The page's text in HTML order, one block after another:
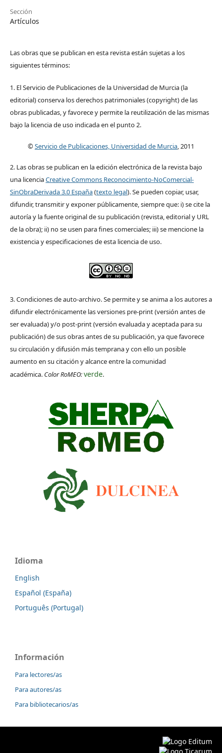
Sección
Artículos
Las obras que se publican en esta revista están sujetas a los
siguientes términos:
1. El Servicio de Publicaciones de la Universidad de Murcia (la
editorial) conserva los derechos patrimoniales (copyright) de las
obras publicadas, y favorece y permite la reutilización de las mismas
bajo la licencia de uso indicada en el punto 2.
©Servicio de Publicaciones, Universidad de Murcia, 2011
2. Las obras se publican en la edición electrónica de la revista bajo
una licenciaCreative Commons Reconocimiento-NoComercial-
SinObraDerivada 3.0 España(texto legal). Se pueden copiar, usar,
difundir, transmitir y exponer públicamente, siempre que: i) se cite la
autoría y la fuente original de su publicación (revista, editorial y URL
de la obra); ii) no se usen para fines comerciales; iii) se mencione la
existencia y especificaciones de esta licencia de uso.
3. Condiciones de auto-archivo. Se permite y se anima a los autores a
difundir electrónicamente las versiones pre-print (versión antes de
ser evaluada) y/o post-print (versión evaluada y aceptada para su
publicación) de sus obras antes de su publicación, ya que favorece
su circulación y difusión más temprana y con ello un posible
aumento en su citación y alcance entre la comunidad
académica. Color RoMEO:verde.
Idioma
English
Español (España)
Português (Portugal)
Información
Para lectores/as
Para autores/as
Para bibliotecarios/as